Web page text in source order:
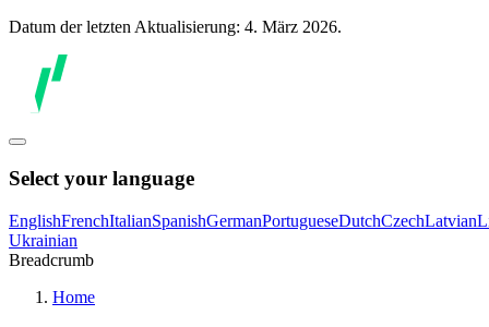
Datum der letzten Aktualisierung: 4. März 2026.
Select your language
EnglishFrenchItalianSpanishGermanPortugueseDutchCzechLatvian
Ukrainian
Breadcrumb
Home